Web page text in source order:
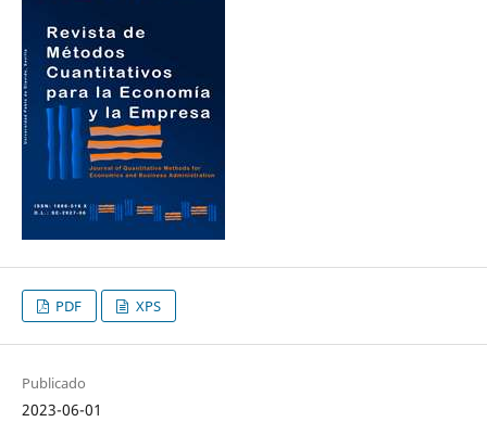
PDF XPS
Publicado
2023-06-01